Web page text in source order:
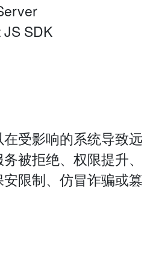
SDK
受影响的系统导致远
被拒绝、权限提升、
限制、仿冒诈骗或篡